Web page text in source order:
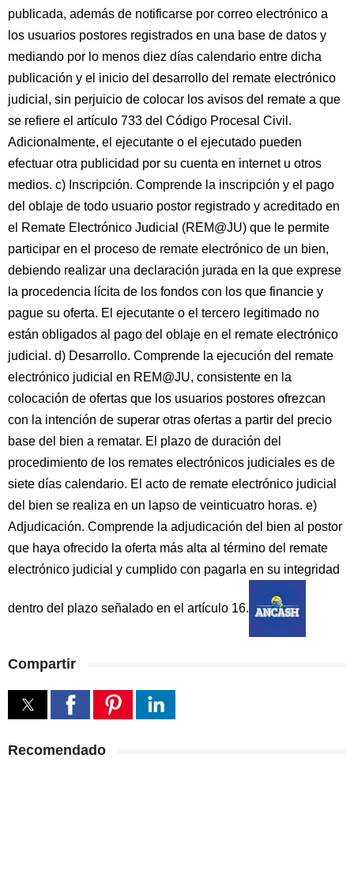
publicada, además de notificarse por correo electrónico a
los usuarios postores registrados en una base de datos y
mediando por lo menos diez días calendario entre dicha
publicación y el inicio del desarrollo del remate electrónico
judicial, sin perjuicio de colocar los avisos del remate a que
se refiere el artículo 733 del Código Procesal Civil.
Adicionalmente, el ejecutante o el ejecutado pueden
efectuar otra publicidad por su cuenta en internet u otros
medios. c) Inscripción. Comprende la inscripción y el pago
del oblaje de todo usuario postor registrado y acreditado en
el Remate Electrónico Judicial (REM@JU) que le permite
participar en el proceso de remate electrónico de un bien,
debiendo realizar una declaración jurada en la que exprese
la procedencia lícita de los fondos con los que financie y
pague su oferta. El ejecutante o el tercero legitimado no
están obligados al pago del oblaje en el remate electrónico
judicial. d) Desarrollo. Comprende la ejecución del remate
electrónico judicial en REM@JU, consistente en la
colocación de ofertas que los usuarios postores ofrezcan
con la intención de superar otras ofertas a partir del precio
base del bien a rematar. El plazo de duración del
procedimiento de los remates electrónicos judiciales es de
siete días calendario. El acto de remate electrónico judicial
del bien se realiza en un lapso de veinticuatro horas. e)
Adjudicación. Comprende la adjudicación del bien al postor
que haya ofrecido la oferta más alta al término del remate
electrónico judicial y cumplido con pagarla en su integridad
dentro del plazo señalado en el artículo 16.
Compartir
Recomendado